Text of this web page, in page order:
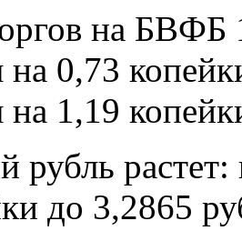
на БВФБ
0,73
на 1,19
рубль
до 3,2865